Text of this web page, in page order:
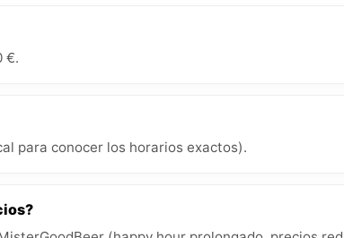
€.
para conocer los horarios exactos).